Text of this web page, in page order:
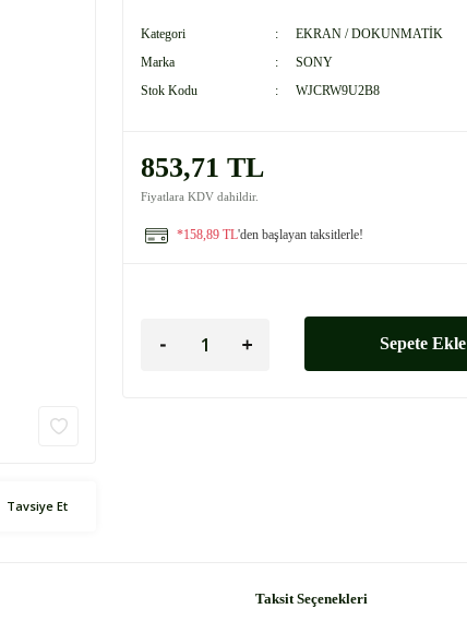
Tavsiye Et
Kategori
EKRAN / DOKUNMATİK
Marka
SONY
Stok Kodu
WJCRW9U2B8
853,71 TL
Fiyatlara KDV dahildir.
*158,89 TL'den başlayan taksitlerle!
Sepete Ekle
Taksit Seçenekleri